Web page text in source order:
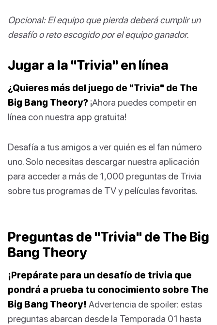
Opcional: El equipo que pierda deberá cumplir un
desafío o reto escogido por el equipo ganador.
Jugar a la "Trivia" en línea
¿Quieres más del juego de "Trivia" de The
Big Bang Theory? ¡Ahora puedes competir en
línea con nuestra app gratuita!
Desafía a tus amigos a ver quién es el fan número
uno. Solo necesitas descargar nuestra aplicación
para acceder a más de 1,000 preguntas de Trivia
sobre tus programas de TV y películas favoritas.
Preguntas de "Trivia" de The Big
Bang Theory
¡Prepárate para un desafío de trivia que
pondrá a prueba tu conocimiento sobre The
Big Bang Theory! Advertencia de spoiler: estas
preguntas abarcan desde la Temporada 01 hasta